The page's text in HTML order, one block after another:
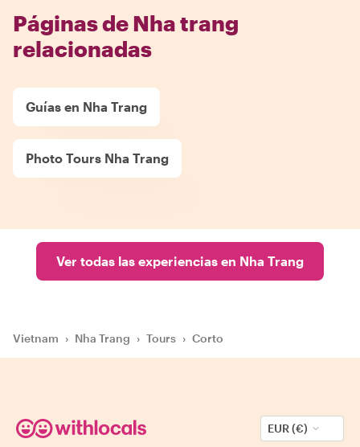
Páginas de Nha trang
relacionadas
Guías en Nha Trang
Photo Tours Nha Trang
Ver todas las experiencias en Nha Trang
Vietnam › Nha Trang › Tours › Corto
EUR (€)